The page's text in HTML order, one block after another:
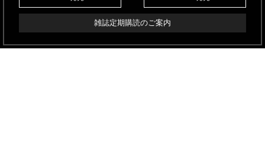
雑誌定期購読のご案内